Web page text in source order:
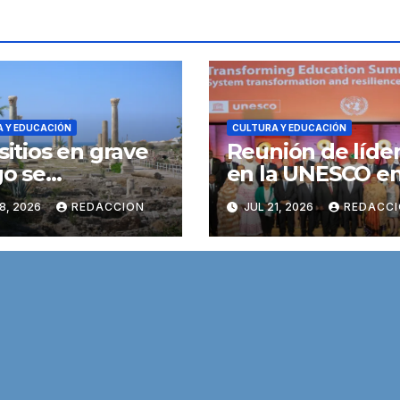
Y EDUCACIÓN
en grave
se
a la Lista
en Peligro
2026 REDACCION
CULTURA Y EDUCACIÓN
Reunión de
en la UNESCO
contexto en que
países gastan
en deuda que
JUL 21, 2026